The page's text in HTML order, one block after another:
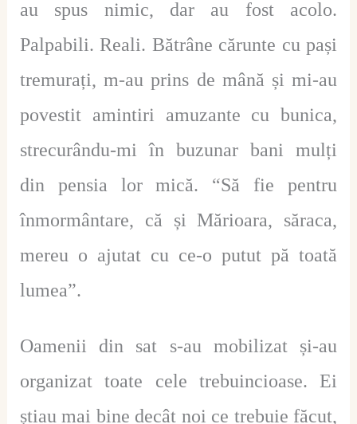
au spus nimic, dar au fost acolo.
Palpabili. Reali. Bătrâne cărunte cu pași
tremurați, m-au prins de mână și mi-au
povestit amintiri amuzante cu bunica,
strecurându-mi în buzunar bani mulți
din pensia lor mică. “Să fie pentru
înmormântare, că și Mărioara, săraca,
mereu o ajutat cu ce-o putut pă toată
lumea”.
Oamenii din sat s-au mobilizat și-au
organizat toate cele trebuincioase. Ei
știau mai bine decât noi ce trebuie făcut,